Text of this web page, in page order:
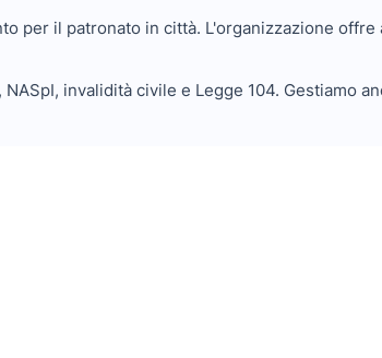
per il patronato in città. L'organizzazione
invalidità civile e Legge 104. Gestiamo